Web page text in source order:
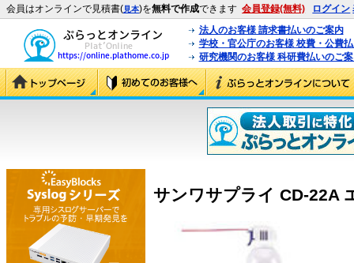
会員はオンラインで見積書(見本)を無料で作成できます 会員登録(無料) ログイン
法人のお客様 請求書払いのご案内
学校・官公庁のお客様 校費・公費
研究機関のお客様 科研費払いのご
サンワサプライ CD-22A